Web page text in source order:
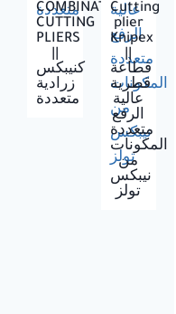
COMBINATION
CUTTING
PLIERS
كنيبكس
زرادية
متعددة
Cutting
plier
Knipex
||
قطاعة
قطرية
عالية
الرفع
متعددة
المكونات
من
نيبكس
تولز